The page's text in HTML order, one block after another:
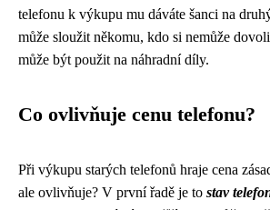
telefonu k výkupu mu dáváte šanci na
může sloužit někomu, kdo si nemůže
může být použit na náhradní díly.
Co ovlivňuje cenu telefonu?
Při výkupu starých telefonů hraje cena
ale ovlivňuje? V první řadě je to stav